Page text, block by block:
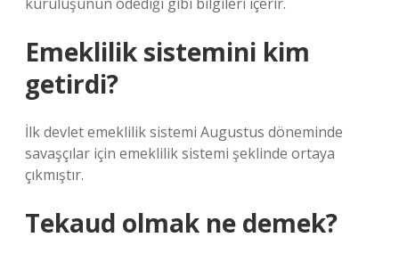
Emeklilik sistemini kim
getirdi?
İlk devlet emeklilik sistemi Augustus döneminde
savaşçılar için emeklilik sistemi şeklinde ortaya
çıkmıştır.
Tekaud olmak ne demek?